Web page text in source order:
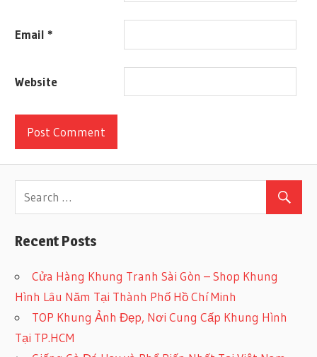
Email *
Website
Recent Posts
Cửa Hàng Khung Tranh Sài Gòn – Shop Khung
Hình Lâu Năm Tại Thành Phố Hồ Chí Minh
TOP Khung Ảnh Đẹp, Nơi Cung Cấp Khung Hình
Tại TP.HCM